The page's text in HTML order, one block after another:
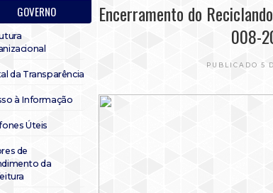
GOVERNO
da Transparência
à Informação
Úteis
de
da
Encerramento do
008-
PUBLICADO 5